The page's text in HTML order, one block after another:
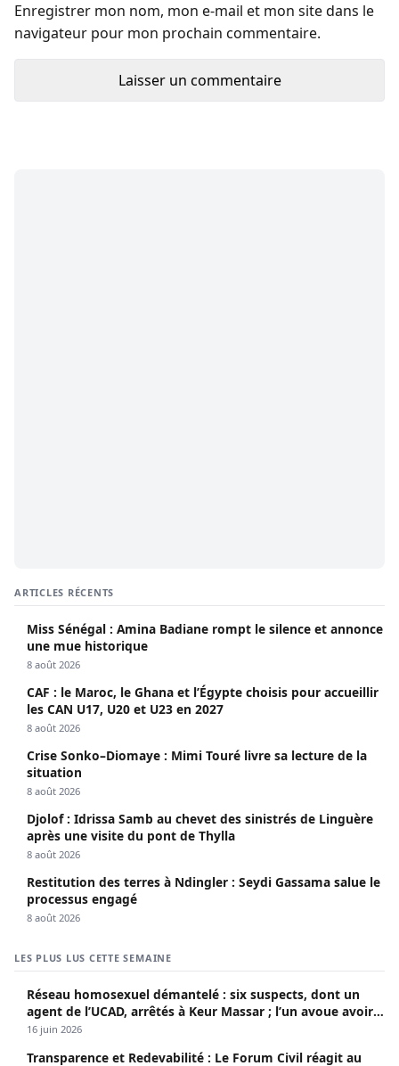
Enregistrer mon nom, mon e-mail et mon site dans le
navigateur pour mon prochain commentaire.
ARTICLES RÉCENTS
Miss Sénégal : Amina Badiane rompt le silence et annonce
une mue historique
8 août 2026
CAF : le Maroc, le Ghana et l’Égypte choisis pour accueillir
les CAN U17, U20 et U23 en 2027
8 août 2026
Crise Sonko–Diomaye : Mimi Touré livre sa lecture de la
situation
8 août 2026
Djolof : Idrissa Samb au chevet des sinistrés de Linguère
après une visite du pont de Thylla
8 août 2026
Restitution des terres à Ndingler : Seydi Gassama salue le
processus engagé
8 août 2026
LES PLUS LUS CETTE SEMAINE
Réseau homosexuel démantelé : six suspects, dont un
agent de l’UCAD, arrêtés à Keur Massar ; l’un avoue avoir
propagé le VIH depuis 2018
16 juin 2026
Transparence et Redevabilité : Le Forum Civil réagit au